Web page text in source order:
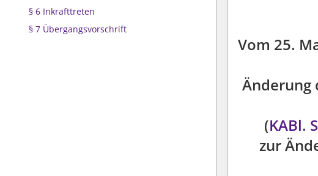
§ 6 Inkrafttreten
§ 7 Übergangsvorschrift
Vom 25.
Änderung
(KABl.
zur